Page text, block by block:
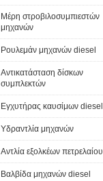
Μέρη στροβιλοσυμπιεστών
μηχανών
Ρουλεμάν μηχανών diesel
Αντικατάσταση δίσκων
συμπλεκτών
Εγχυτήρας καυσίμων diesel
Υδραντλία μηχανών
Αντλία εξολκέων πετρελαίου
Βαλβίδα μηχανών diesel